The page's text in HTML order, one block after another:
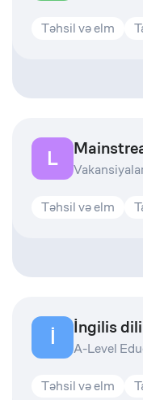
Təhsil və elm
L
Təhsil və elm
İ İngilis
A-Level
Təhsil və elm